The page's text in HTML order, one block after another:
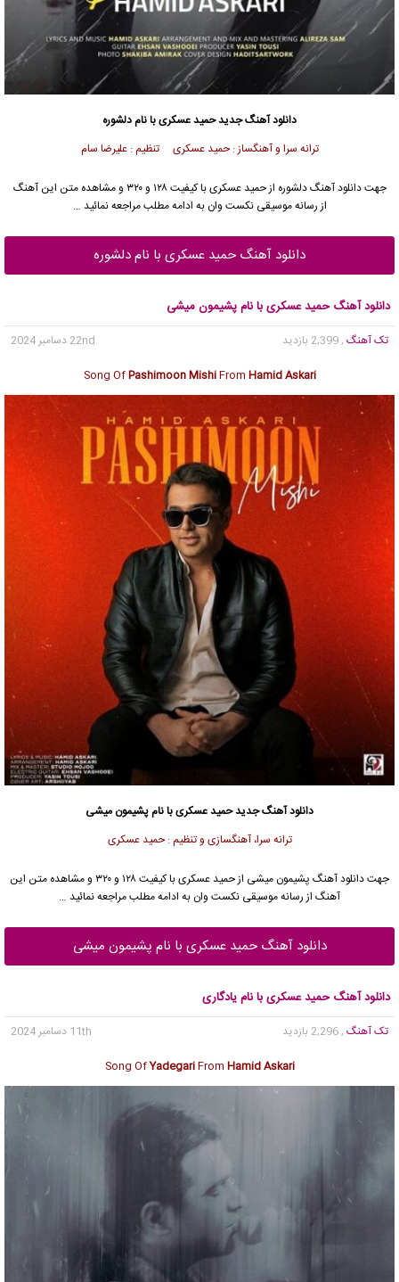
دانلود آهنگ جدیدحمید عسکریبا نام دلشوره
ترانه سرا و آهنگساز : حمید عسکری تنظیم : علیرضا سام
جهت دانلود آهنگ دلشوره ازحمید عسکری
با کیفیت ۱۲۸ و ۳۲۰ و مشاهده متن این آهنگ
از رسانه موسیقی نکست وان به ادامه مطلب مراجعه نمائید …
دانلود آهنگ حمید عسکری با نام دلشوره
دانلود آهنگ حمید عسکری با نام پشیمون میشی
تک آهنگ , 2,399 بازدید
22nd دسامبر 2024
Song OfPashimoon MishiFrom Hamid Askari
دانلود آهنگ جدیدحمید عسکریبا نام پشیمون میشی
ترانه سرا، آهنگسازی و تنظیم : حمید عسکری
جهت دانلود آهنگ پشیمون میشی ازحمید عسکری
با کیفیت ۱۲۸ و ۳۲۰ و مشاهده متن این
آهنگ از رسانه موسیقی نکست وان به ادامه مطلب مراجعه نمائید …
دانلود آهنگ حمید عسکری با نام پشیمون میشی
دانلود آهنگ حمید عسکری با نام یادگاری
تک آهنگ , 2,296 بازدید
11th دسامبر 2024
Song OfYadegariFrom Hamid Askari